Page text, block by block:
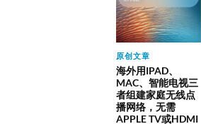
原创文章
海外用IPAD、
MAC、智能电视三
者组建家庭无线点
播网络，无需
APPLE TV或HDMI